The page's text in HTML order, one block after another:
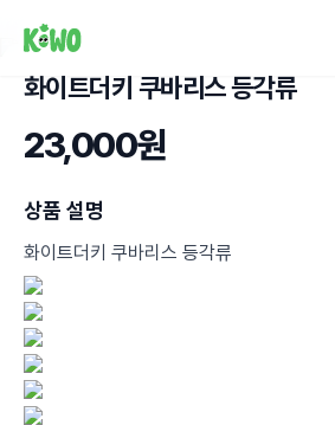
화이트더키 쿠바리스 등각류
23,000원
상품 설명
화이트더키 쿠바리스 등각류